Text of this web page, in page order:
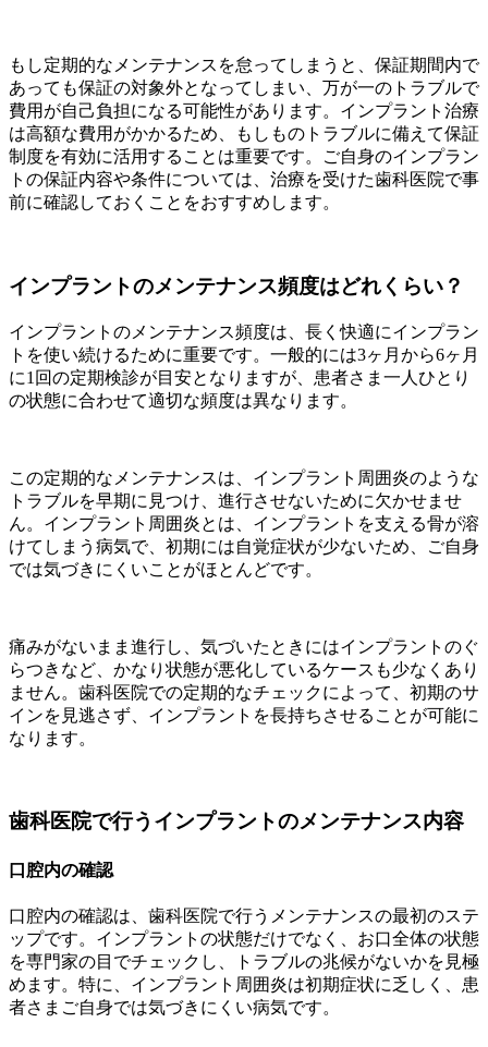
もし定期的なメンテナンスを怠ってしまうと、保証期間内で
あっても保証の対象外となってしまい、万が一のトラブルで
費用が自己負担になる可能性があります。インプラント治療
は高額な費用がかかるため、もしものトラブルに備えて保証
制度を有効に活用することは重要です。ご自身のインプラン
トの保証内容や条件については、治療を受けた歯科医院で事
前に確認しておくことをおすすめします。
インプラントのメンテナンス頻度はどれくらい？
インプラントのメンテナンス頻度は、長く快適にインプラン
トを使い続けるために重要です。一般的には3ヶ月から6ヶ月
に1回の定期検診が目安となりますが、患者さま一人ひとり
の状態に合わせて適切な頻度は異なります。
この定期的なメンテナンスは、インプラント周囲炎のような
トラブルを早期に見つけ、進行させないために欠かせませ
ん。インプラント周囲炎とは、インプラントを支える骨が溶
けてしまう病気で、初期には自覚症状が少ないため、ご自身
では気づきにくいことがほとんどです。
痛みがないまま進行し、気づいたときにはインプラントのぐ
らつきなど、かなり状態が悪化しているケースも少なくあり
ません。歯科医院での定期的なチェックによって、初期のサ
インを見逃さず、インプラントを長持ちさせることが可能に
なります。
歯科医院で行うインプラントのメンテナンス内容
口腔内の確認
口腔内の確認は、歯科医院で行うメンテナンスの最初のステ
ップです。インプラントの状態だけでなく、お口全体の状態
を専門家の目でチェックし、トラブルの兆候がないかを見極
めます。特に、インプラント周囲炎は初期症状に乏しく、患
者さまご自身では気づきにくい病気です。